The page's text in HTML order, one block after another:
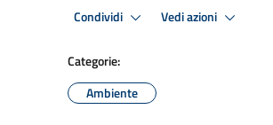
Condividi Vedi azioni
Categorie:
Ambiente